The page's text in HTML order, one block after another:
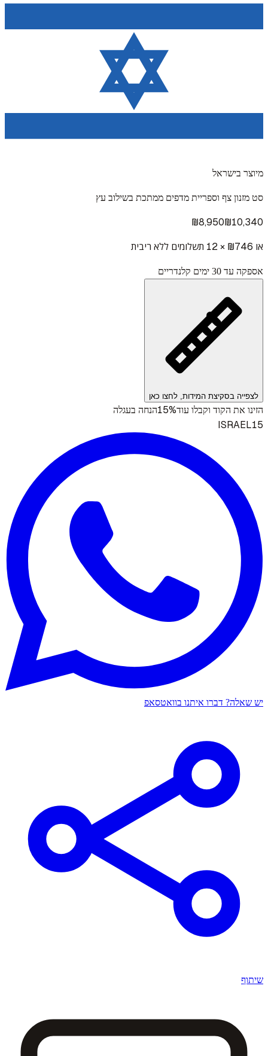
מיוצר בישראל
סט מזנון צף וספריית מדפים ממתכת בשילוב עץ
₪8,950₪10,340
או ₪ 746 × 12 תשלומים ללא ריבית
אספקה עד 30 ימים קלנדריים
לצפייה בסקיצת המידות, לחצו כאן
הזינו את הקוד וקבלו עוד15%הנחה בעגלה
ISRAEL15
יש שאלה? דברו איתנו בוואטסאפ
שיתוף